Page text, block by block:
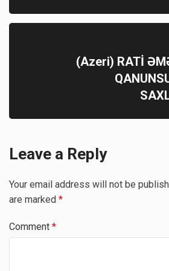
(Azeri) RATİ
Leave a Reply
Your email address will not be
are marked *
Comment *